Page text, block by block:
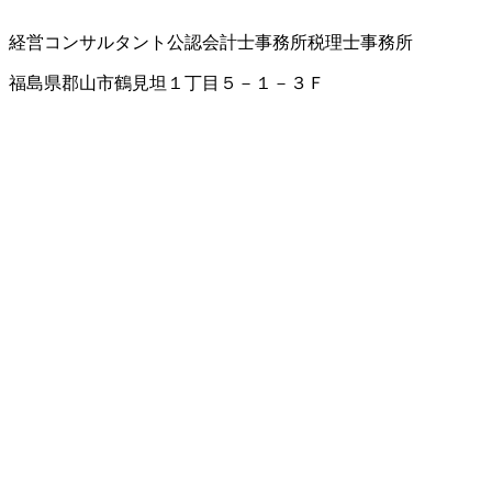
経営コンサルタント 公認会計士事務所税理士事務所
福島県郡山市鶴見坦１丁目５－１－３Ｆ